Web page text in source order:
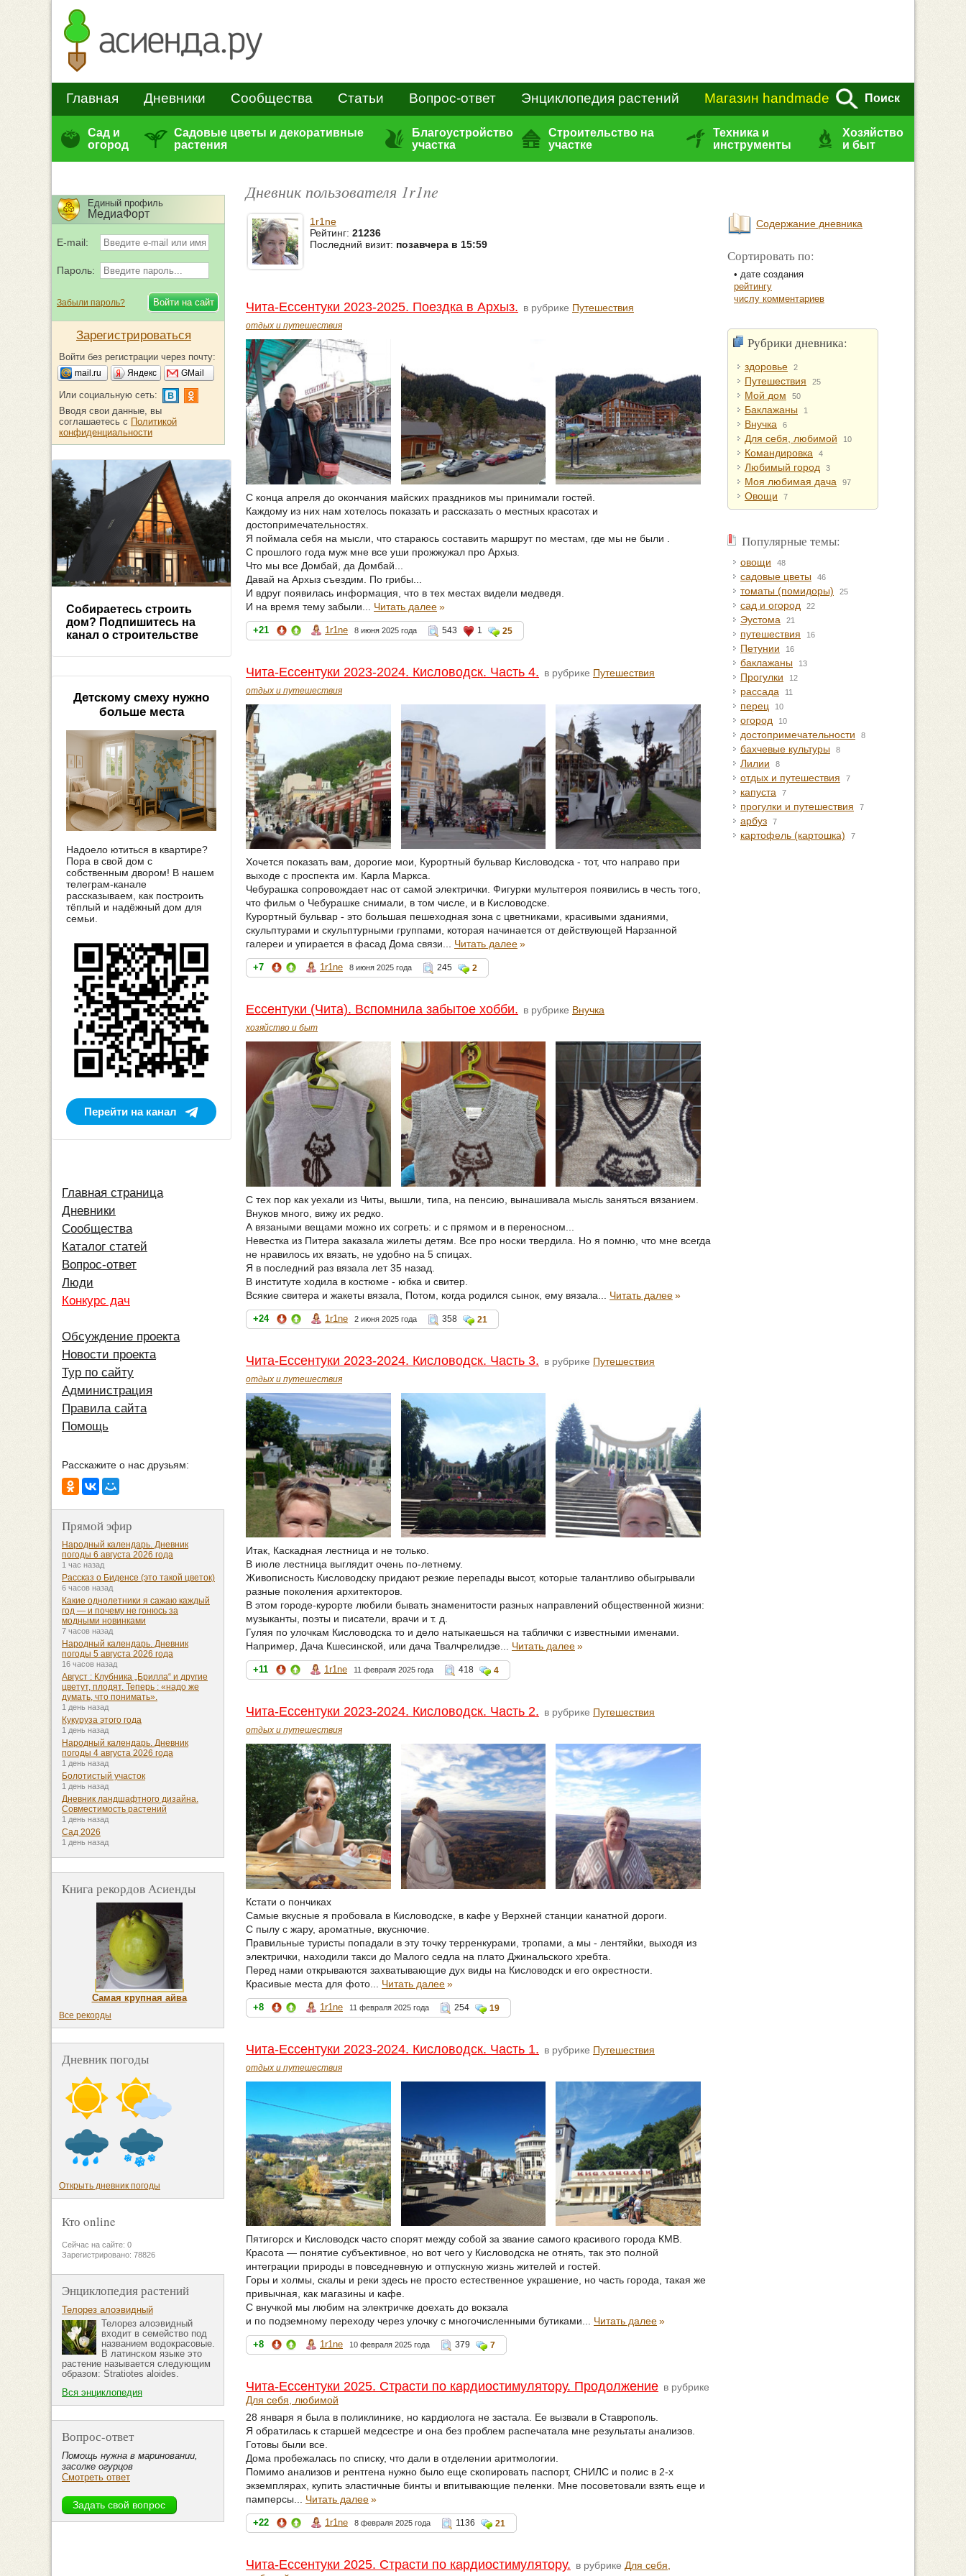
Главная Дневники Сообщества Статьи Вопрос-ответ Энциклопедия растений Магазин handmade Поиск
Сад и
огород
Садовые цветы и декоративные
растения
Благоустройство
участка
Строительство на
участке
Техника и
инструменты
Хозяйство
и быт
Дневник пользователя 1r1ne
1r1ne
Рейтинг: 21236
Последний визит: позавчера в 15:59
Чита-Ессентуки 2023-2025. Поездка в Архыз. в рубрике Путешествия
отдых и путешествия
С конца апреля до окончания майских праздников мы принимали гостей.
Каждому из них нам хотелось показать и рассказать о местных красотах и
достопримечательностях.
Я поймала себя на мысли, что стараюсь составить маршрут по местам, где мы не были .
С прошлого года муж мне все уши прожжужал про Архыз.
Что мы все Домбай, да Домбай...
Давай на Архыз съездим. По грибы...
И вдруг появилась информация, что в тех местах видели медведя.
И на время тему забыли... Читать далее»
+21 1r1ne 8 июня 2025 года 543 1 25
Чита-Ессентуки 2023-2024. Кисловодск. Часть 4. в рубрике Путешествия
отдых и путешествия
Хочется показать вам, дорогие мои, Курортный бульвар Кисловодска - тот, что направо при
выходе с проспекта им. Карла Маркса.
Чебурашка сопровождает нас от самой электрички. Фигурки мультгероя появились в честь того,
что фильм о Чебурашке снимали, в том числе, и в Кисловодске.
Курортный бульвар - это большая пешеходная зона с цветниками, красивыми зданиями,
скульптурами и скульптурными группами, которая начинается от действующей Нарзанной
галереи и упирается в фасад Дома связи... Читать далее»
+7 1r1ne 8 июня 2025 года 245 2
Ессентуки (Чита). Вспомнила забытое хобби. в рубрике Внучка
хозяйство и быт
С тех пор как уехали из Читы, вышли, типа, на пенсию, вынашивала мысль заняться вязанием.
Внуков много, вижу их редко.
А вязаными вещами можно их согреть: и с прямом и в переносном...
Невестка из Питера заказала жилеты детям. Все про носки твердила. Но я помню, что мне всегда
не нравилось их вязать, не удобно на 5 спицах.
Я в последний раз вязала лет 35 назад.
В институте ходила в костюме - юбка и свитер.
Всякие свитера и жакеты вязала, Потом, когда родился сынок, ему вязала... Читать далее»
+24 1r1ne 2 июня 2025 года 358 21
Чита-Ессентуки 2023-2024. Кисловодск. Часть 3. в рубрике Путешествия
отдых и путешествия
Итак, Каскадная лестница и не только.
В июле лестница выглядит очень по-летнему.
Живописность Кисловодску придают резкие перепады высот, которые талантливо обыгрывали
разные поколения архитекторов.
В этом городе-курорте любили бывать знаменитости разных направлений общественной жизни:
музыканты, поэты и писатели, врачи и т. д.
Гуляя по улочкам Кисловодска то и дело натыкаешься на таблички с известными именами.
Например, Дача Кшесинской, или дача Твалчрелидзе... Читать далее»
+11 1r1ne 11 февраля 2025 года 418 4
Чита-Ессентуки 2023-2024. Кисловодск. Часть 2. в рубрике Путешествия
отдых и путешествия
Кстати о пончиках
Самые вкусные я пробовала в Кисловодске, в кафе у Верхней станции канатной дороги.
С пылу с жару, ароматные, вкуснючие.
Правильные туристы попадали в эту точку терренкурами, тропами, а мы - лентяйки, выходя из
электрички, находили такси до Малого седла на плато Джинальского хребта.
Перед нами открываются захватывающие дух виды на Кисловодск и его окрестности.
Красивые места для фото... Читать далее»
+8 1r1ne 11 февраля 2025 года 254 19
Чита-Ессентуки 2023-2024. Кисловодск. Часть 1. в рубрике Путешествия
отдых и путешествия
Пятигорск и Кисловодск часто спорят между собой за звание самого красивого города КМВ.
Красота — понятие субъективное, но вот чего у Кисловодска не отнять, так это полной
интеграции природы в повседневную и отпускную жизнь жителей и гостей.
Горы и холмы, скалы и реки здесь не просто естественное украшение, но часть города, такая же
привычная, как магазины и кафе.
С внучкой мы любим на электричке доехать до вокзала
и по подземному переходу через улочку с многочисленными бутиками... Читать далее»
+8 1r1ne 10 февраля 2025 года 379 7
Чита-Ессентуки 2025. Страсти по кардиостимулятору. Продолжение в рубрике
Для себя, любимой
28 января я была в поликлинике, но кардиолога не застала. Ее вызвали в Ставрополь.
Я обратилась к старшей медсестре и она без проблем распечатала мне результаты анализов.
Готовы были все.
Дома пробежалась по списку, что дали в отделении аритмологии.
Помимо анализов и рентгена нужно было еще скопировать паспорт, СНИЛС и полис в 2-х
экземплярах, купить эластичные бинты и впитывающие пеленки. Мне посоветовали взять еще и
памперсы... Читать далее»
+22 1r1ne 8 февраля 2025 года 1136 21
Чита-Ессентуки 2025. Страсти по кардиостимулятору. в рубрике Для себя,
Содержание дневника
Сортировать по:
• дате создания
рейтингу
числу комментариев
Рубрики дневника:
здоровье 2
Путешествия 25
Мой дом 50
Баклажаны 1
Внучка 6
Для себя, любимой 10
Командировка 4
Любимый город 3
Моя любимая дача 97
Овощи 7
Популярные темы:
овощи 48
садовые цветы 46
томаты (помидоры) 25
сад и огород 22
Эустома 21
путешествия 16
Петунии 16
баклажаны 13
Прогулки 12
рассада 11
перец 10
огород 10
достопримечательности 8
бахчевые культуры 8
Лилии 8
отдых и путешествия 7
капуста 7
прогулки и путешествия 7
арбуз 7
картофель (картошка) 7
Единый профиль
МедиаФорт
E-mail:
Пароль:
Забыли пароль?
Зарегистрироваться
Войти без регистрации через почту:
mail.ru Яндекс GMail
Или социальную сеть:
Вводя свои данные, вы
соглашаетесь с Политикой
конфиденциальности
Собираетесь строить
дом? Подпишитесь на
канал о строительстве
Детскому смеху нужно
больше места
Надоело ютиться в квартире?
Пора в свой дом с
собственным двором! В нашем
телеграм-канале
рассказываем, как построить
тёплый и надёжный дом для
семьи.
Перейти на канал
Главная страница
Дневники
Сообщества
Каталог статей
Вопрос-ответ
Люди
Конкурс дач
Обсуждение проекта
Новости проекта
Тур по сайту
Администрация
Правила сайта
Помощь
Расскажите о нас друзьям:
Прямой эфир
Народный календарь. Дневник
погоды 6 августа 2026 года
1 час назад
Рассказ о Биденсе (это такой цветок)
6 часов назад
Какие однолетники я сажаю каждый
год — и почему не гонюсь за
модными новинками
7 часов назад
Народный календарь. Дневник
погоды 5 августа 2026 года
16 часов назад
Август : Клубника „Брилла“ и другие
цветут, плодят. Теперь : «надо же
думать, что понимать».
1 день назад
Кукуруза этого года
1 день назад
Народный календарь. Дневник
погоды 4 августа 2026 года
1 день назад
Болотистый участок
1 день назад
Дневник ландшафтного дизайна.
Совместимость растений
1 день назад
Сад 2026
1 день назад
Книга рекордов Асиенды
Самая крупная айва
Все рекорды
Дневник погоды
Открыть дневник погоды
Кто online
Сейчас на сайте: 0
Зарегистрировано: 78826
Энциклопедия растений
Телорез алоэвидный
Телорез алоэвидный
входит в семейство под
названием водокрасовые.
В латинском языке это
растение называется следующим
образом: Stratiotes aloides.
Вся энциклопедия
Вопрос-ответ
Помощь нужна в мариновании,
засолке огурцов
Смотреть ответ